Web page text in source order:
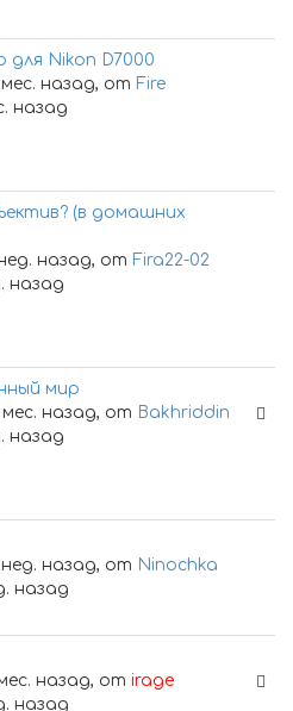
Nikon D7000
мес. назад, от Fire
назад
(в домашних
назад, от Fira22-02
назад
мир
мес. назад, от Bakhriddin
назад
нед. назад, от Ninochka
назад
назад, от irage
назад